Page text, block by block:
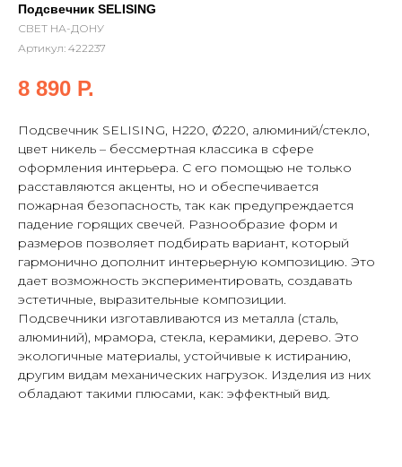
Подсвечник SELISING
СВЕТ НА-ДОНУ
Артикул: 422237
8 890 Р.
Подсвечник SELISING, H220, Ø220, алюминий/стекло,
цвет никель – бессмертная классика в сфере
оформления интерьера. С его помощью не только
расставляются акценты, но и обеспечивается
пожарная безопасность, так как предупреждается
падение горящих свечей. Разнообразие форм и
размеров позволяет подбирать вариант, который
гармонично дополнит интерьерную композицию. Это
дает возможность экспериментировать, создавать
эстетичные, выразительные композиции.
Подсвечники изготавливаются из металла (сталь,
алюминий), мрамора, стекла, керамики, дерево. Это
экологичные материалы, устойчивые к истиранию,
другим видам механических нагрузок. Изделия из них
обладают такими плюсами, как: эффектный вид.